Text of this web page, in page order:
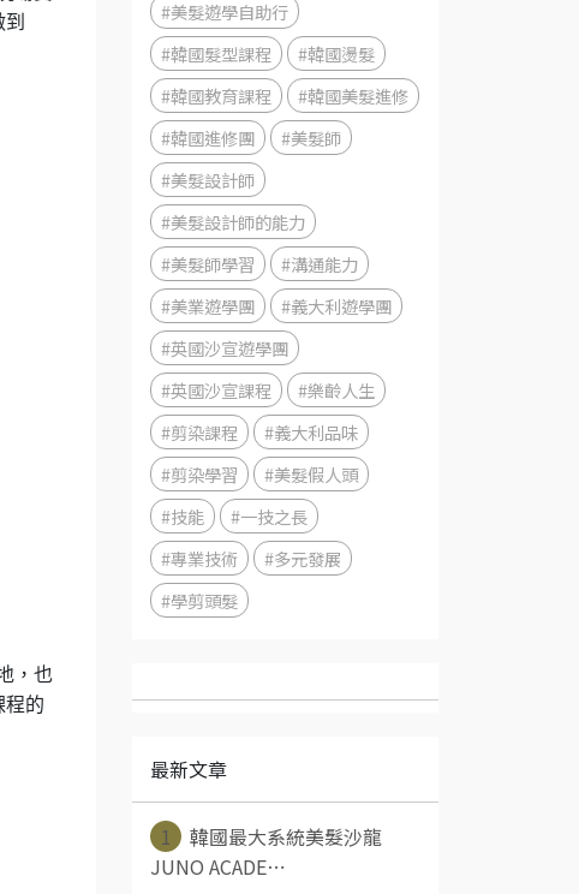
，也
程的
#美髮遊學自助行
#韓國髮型課程
#韓國燙髮
#韓國教育課程
#韓國美髮進修
#韓國進修團
#美髮師
#美髮設計師
#美髮設計師的能力
#美髮師學習
#溝通能力
#美業遊學團
#義大利遊學團
#英國沙宣遊學團
#英國沙宣課程
#樂齡人生
#剪染課程
#義大利品味
#剪染學習
#美髮假人頭
#技能
#一技之長
#專業技術
#多元發展
#學剪頭髮
最新文章
1
韓國最大系統美髮沙龍
JUNO ACADE⋯